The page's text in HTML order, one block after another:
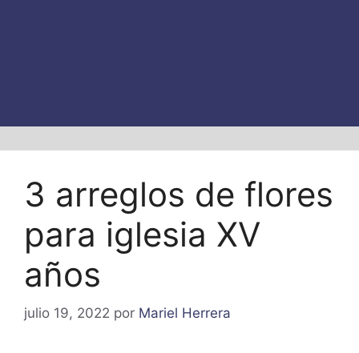
3 arreglos de flores
para iglesia XV
años
julio 19, 2022 por Mariel Herrera